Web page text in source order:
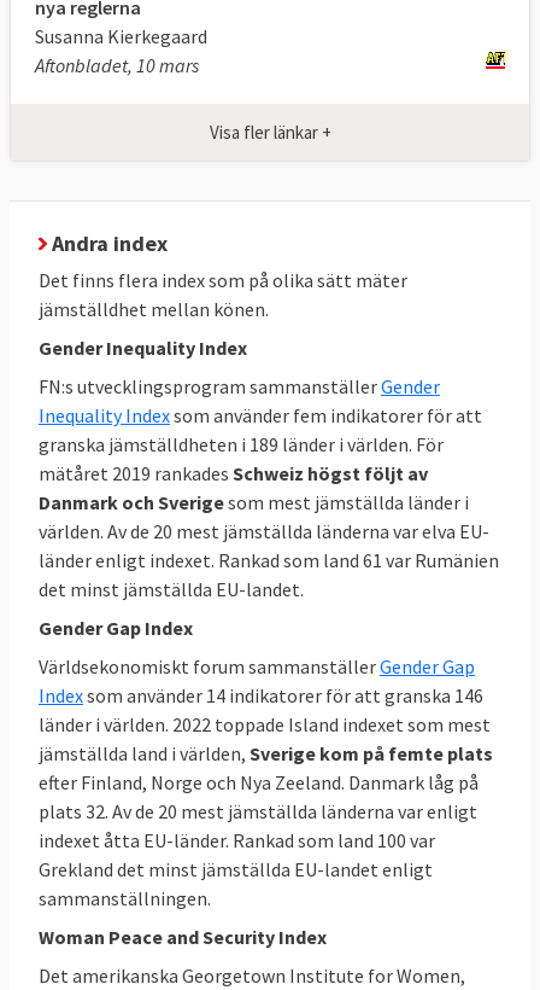
Hundratusentals kvinnor och flickor faller
dessutom varje år offer för människohandel.
kvinnliga parlamentariker.
nya reglerna
Susanna Kierkegaard
Aftonbladet, 10 mars
Visa fler länkar +
Andra index
Det finns flera index som på olika sätt mäter
jämställdhet mellan könen.
Gender Inequality Index
FN:s utvecklingsprogram sammanställerGender
Inequality Indexsom använder fem indikatorer för att
granska jämställdheten i 189 länder i världen. För
mätåret 2019 rankades Schweiz högst följt av
Danmark och Sverigesom mest jämställda länder i
världen. Av de 20 mest jämställda länderna var elva EU-
länder enligt indexet. Rankad som land 61 var Rumänien
det minst jämställda EU-landet.
Gender Gap Index
Världsekonomiskt forum sammanställerGender Gap
Indexsom använder 14 indikatorer för att granska 146
länder i världen. 2022 toppade Island indexet som mest
jämställda land i världen, Sverige kom på femte plats
efter Finland, Norge och Nya Zeeland. Danmark låg på
plats 32. Av de 20 mest jämställda länderna var enligt
indexet åtta EU-länder. Rankad som land 100 var
Grekland det minst jämställda EU-landet enligt
sammanställningen.
Woman Peace and Security Index
Det amerikanska Georgetown Institute for Women,